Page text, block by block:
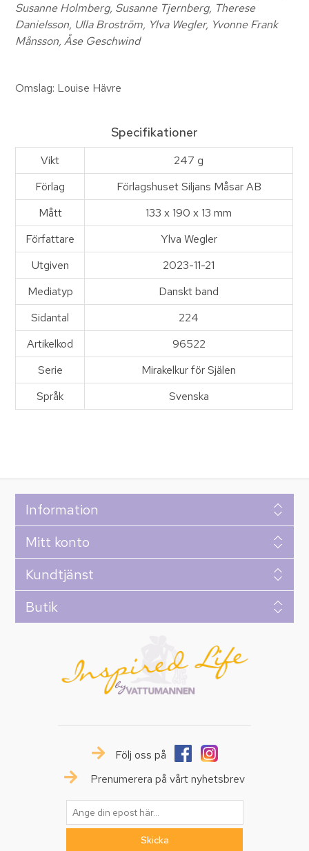
Susanne Holmberg, Susanne Tjernberg, Therese
Danielsson, Ulla Broström, Ylva Wegler, Yvonne Frank
Månsson, Åse Geschwind
Omslag: Louise Hävre
Specifikationer
Vikt
247 g
Förlag
Förlagshuset Siljans Måsar AB
Mått
133 x 190 x 13 mm
Författare
Ylva Wegler
Utgiven
2023-11-21
Mediatyp
Danskt band
Sidantal
224
Artikelkod
96522
Serie
Mirakelkur för Själen
Språk
Svenska
Information
Mitt konto
Kundtjänst
Butik
Följ oss på
Prenumerera på vårt nyhetsbrev